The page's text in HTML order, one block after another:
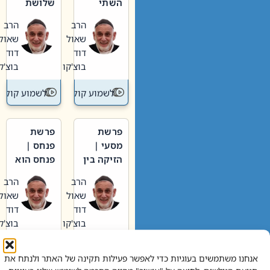
אנחנו משתמשים בעוגיות כדי לאפשר פעילות תקינה של האתר ולנתח את
וערב של
חיינו
הרב
שאול
דוד
בוצ'קו
לשמוע קול תורה – מדרש
האבות
הרב
שאול
דוד
בוצ'קו
לשמוע קול
פרשת
מסעי |
הזיקה בין
הגדול לעם הרב
שאול
דוד
בוצ'קו
לשמוע קול תורה – מדרש
פרשת
פנחס |
פנחס הוא
אליהו: בין
קנאות
הורסת
לקנאות
בונה
הרב
שאול
דוד
בוצ'קו
לשמוע קול